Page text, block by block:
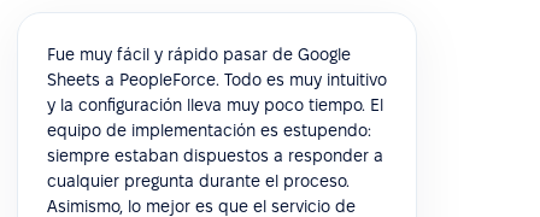
Fue muy fácil y rápido pasar de Google
Sheets a PeopleForce. Todo es muy intuitivo
y la configuración lleva muy poco tiempo. El
equipo de implementación es estupendo:
siempre estaban dispuestos a responder a
cualquier pregunta durante el proceso.
Asimismo, lo mejor es que el servicio de